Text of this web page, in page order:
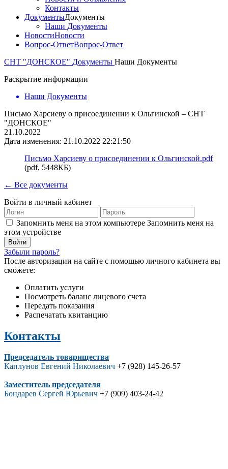
Контакты
ДокументыДокументы
Наши Документы
НовостиНовости
Вопрос-ОтветВопрос-Ответ
СНТ "ДОНСКОЕ" Документы Наши Документы
Раскрытие информации
Наши Документы
Письмо Харсиеву о присоединении к Ольгинской – СНТ
"ДОНСКОЕ"
21.10.2022
Дата изменения: 21.10.2022 22:21:50
Письмо Харсиеву о присоединении к Ольгинской.pdf
(pdf, 5448КБ)
← Все документы
Войти в личный кабинет
Запомнить меня на этом компьютере Запомнить меня на
этом устройстве
Забыли пароль?
После авторизации на сайте с помощью личного кабинета вы
сможете:
Оплатить услуги
Посмотреть баланс лицевого счета
Передать показания
Распечатать квитанцию
Контакты
Председатель товарищества
Каплунов Евгений Николаевич +7 (928) 145-26-57
Заместитель председателя
Бондарев Сергей Юрьевич +7 (909) 403-24-42